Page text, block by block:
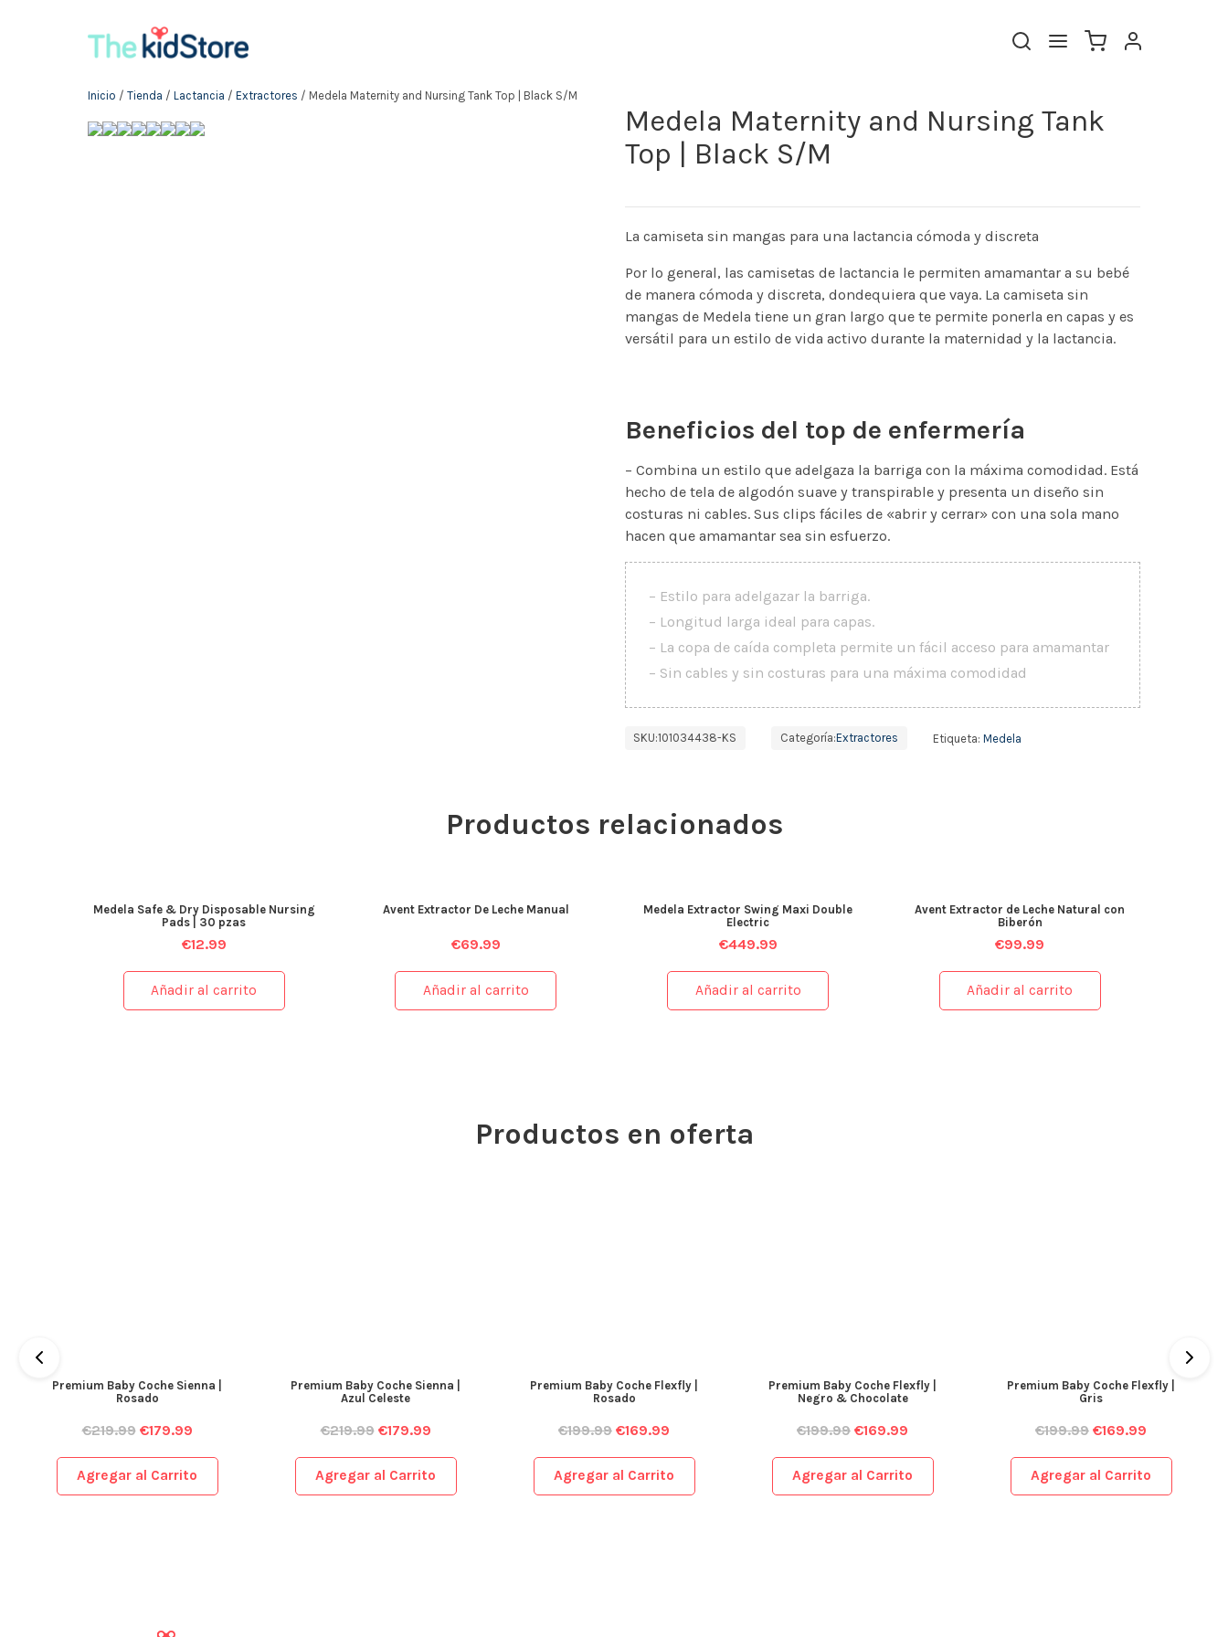
Inicio / Tienda / Lactancia / Extractores / Medela Maternity and Nursing Tank Top | Black S/M
Medela Maternity and Nursing Tank
Top | Black S/M
La camiseta sin mangas para una lactancia cómoda y discreta
Por lo general, las camisetas de lactancia le permiten amamantar a su bebé
de manera cómoda y discreta, dondequiera que vaya. La camiseta sin
mangas de Medela tiene un gran largo que te permite ponerla en capas y es
versátil para un estilo de vida activo durante la maternidad y la lactancia.
Beneficios del top de enfermería
– Combina un estilo que adelgaza la barriga con la máxima comodidad. Está
hecho de tela de algodón suave y transpirable y presenta un diseño sin
costuras ni cables. Sus clips fáciles de «abrir y cerrar» con una sola mano
hacen que amamantar sea sin esfuerzo.
– Estilo para adelgazar la barriga.
– Longitud larga ideal para capas.
– La copa de caída completa permite un fácil acceso para amamantar
– Sin cables y sin costuras para una máxima comodidad
SKU:101034438-KS Categoría:Extractores Etiqueta: Medela
Productos relacionados
Medela Safe & Dry Disposable Nursing
Pads | 30 pzas
€12.99
Añadir al carrito
Avent Extractor De Leche Manual
€69.99
Añadir al carrito
Medela Extractor Swing Maxi Double
Electric
€449.99
Añadir al carrito
Avent Extractor de Leche Natural con
Biberón
€99.99
Añadir al carrito
Productos en oferta
Premium Baby Coche Sienna |
Rosado
€219.99 €179.99
Agregar al Carrito
Premium Baby Coche Sienna |
Azul Celeste
€219.99 €179.99
Agregar al Carrito
Premium Baby Coche Flexfly |
Rosado
€199.99 €169.99
Agregar al Carrito
Premium Baby Coche Flexfly |
Negro & Chocolate
€199.99 €169.99
Agregar al Carrito
Premium Baby Coche Flexfly |
Gris
€199.99 €169.99
Agregar al Carrito